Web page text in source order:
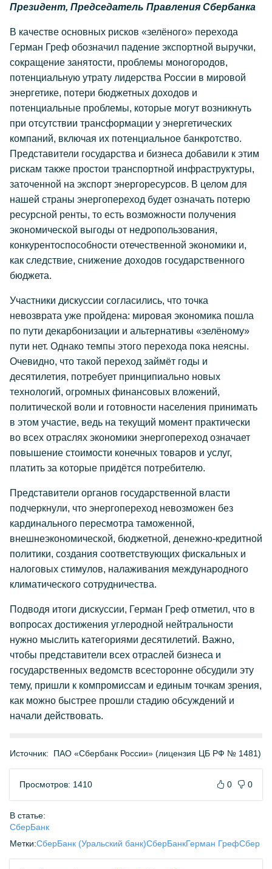
Президент, Председатель Правления Сбербанка
В качестве основных рисков «зелёного» перехода
Герман Греф обозначил падение экспортной выручки,
сокращение занятости, проблемы моногородов,
потенциальную утрату лидерства России в мировой
энергетике, потери бюджетных доходов и
потенциальные проблемы, которые могут возникнуть
при отсутствии трансформации у энергетических
компаний, включая их потенциальное банкротство.
Представители государства и бизнеса добавили к этим
рискам также простои транспортной инфраструктуры,
заточенной на экспорт энергоресурсов. В целом для
нашей страны энергопереход будет означать потерю
ресурсной ренты, то есть возможности получения
экономической выгоды от недропользования,
конкурентоспособности отечественной экономики и,
как следствие, снижение доходов государственного
бюджета.
Участники дискуссии согласились, что точка
невозврата уже пройдена: мировая экономика пошла
по пути декарбонизации и альтернативы «зелёному»
пути нет. Однако темпы этого перехода пока неясны.
Очевидно, что такой переход займёт годы и
десятилетия, потребует принципиально новых
технологий, огромных финансовых вложений,
политической воли и готовности населения принимать
в этом участие, ведь на текущий момент практически
во всех отраслях экономики энергопереход означает
повышение стоимости конечных товаров и услуг,
платить за которые придётся потребителю.
Представители органов государственной власти
подчеркнули, что энергопереход невозможен без
кардинального пересмотра таможенной,
внешнеэкономической, бюджетной, денежно-кредитной
политики, создания соответствующих фискальных и
налоговых стимулов, налаживания международного
климатического сотрудничества.
Подводя итоги дискуссии, Герман Греф отметил, что в
вопросах достижения углеродной нейтральности
нужно мыслить категориями десятилетий. Важно,
чтобы представители всех отраслей бизнеса и
государственных ведомств всесторонне обсудили эту
тему, пришли к компромиссам и единым точкам зрения,
как можно быстрее прошли стадию обсуждений и
начали действовать.
Источник: ПАО «Сбербанк России» (лицензия ЦБ РФ № 1481)
Просмотров: 1410 0 0
В статье:
СберБанк
Метки:СберБанк (Уральский банк)СберБанкГерман ГрефСбер